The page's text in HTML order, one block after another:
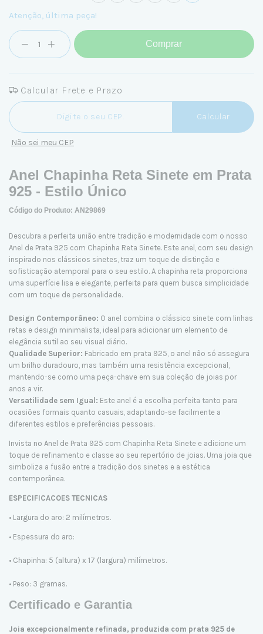
Atenção, última peça!
Comprar
Calcular Frete e Prazo
Entregas para o CEP:
Calcular
Não sei meu CEP
Anel Chapinha Reta Sinete em Prata
925 - Estilo Único
Código do Produto: AN29869
Descubra a perfeita união entre tradição e modernidade com o nosso
Anel de Prata 925 com Chapinha Reta Sinete. Este anel, com seu design
inspirado nos clássicos sinetes, traz um toque de distinção e
sofisticação atemporal para o seu estilo. A chapinha reta proporciona
uma superfície lisa e elegante, perfeita para quem busca simplicidade
com um toque de personalidade.
Design Contemporâneo: O anel combina o clássico sinete com linhas
retas e design minimalista, ideal para adicionar um elemento de
elegância sutil ao seu visual diário.
Qualidade Superior: Fabricado em prata 925, o anel não só assegura
um brilho duradouro, mas também uma resistência excepcional,
mantendo-se como uma peça-chave em sua coleção de joias por
anos a vir.
Versatilidade sem Igual: Este anel é a escolha perfeita tanto para
ocasiões formais quanto casuais, adaptando-se facilmente a
diferentes estilos e preferências pessoais.
Invista no Anel de Prata 925 com Chapinha Reta Sinete e adicione um
toque de refinamento e classe ao seu repertório de joias. Uma joia que
simboliza a fusão entre a tradição dos sinetes e a estética
contemporânea.
ESPECIFICACOES TECNICAS
• Largura do aro: 2 milímetros.
• Espessura do aro:
• Chapinha: 5 (altura) x 17 (largura) milímetros.
• Peso: 3 gramas.
Certificado e Garantia
Joia excepcionalmente refinada, produzida com prata 925 de